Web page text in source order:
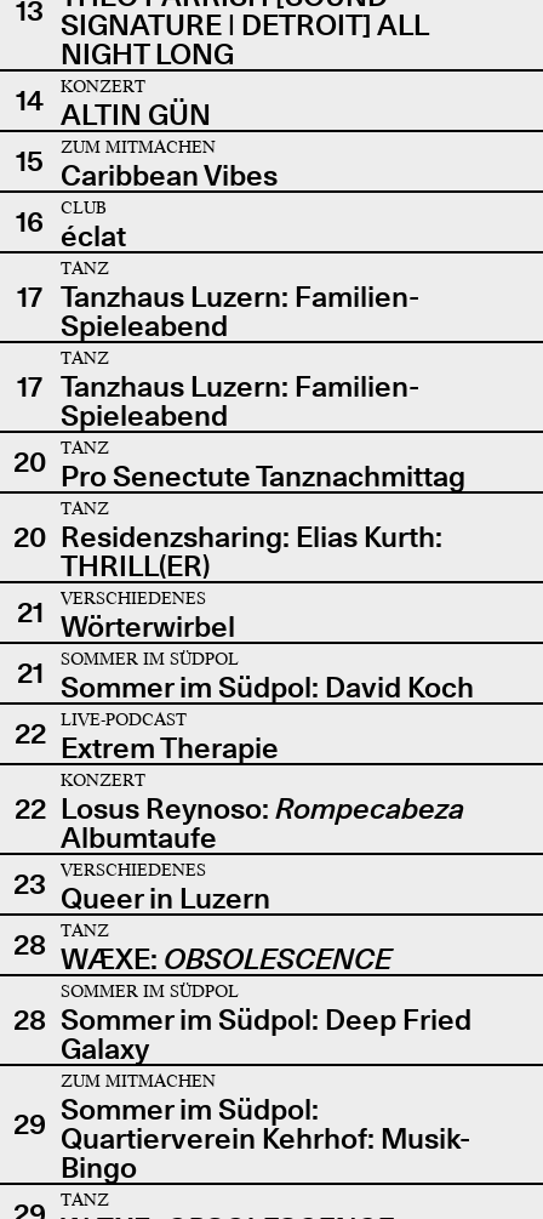
13 SIGNATURE | DETROIT] ALL
NIGHT LONG
14
KONZERT
ALTIN GÜN
15
ZUM MITMACHEN
Caribbean Vibes
16
CLUB
éclat
17
TANZ
Tanzhaus Luzern: Familien-
Spieleabend
17
TANZ
Tanzhaus Luzern: Familien-
Spieleabend
20
TANZ
Pro Senectute Tanznachmittag
20
TANZ
Residenzsharing: Elias Kurth:
THRILL(ER)
21
VERSCHIEDENES
Wörterwirbel
21
SOMMER IM SÜDPOL
Sommer im Südpol: David Koch
22
LIVE-PODCAST
Extrem Therapie
22
KONZERT
Losus Reynoso: Rompecabeza
Albumtaufe
23
VERSCHIEDENES
Queer in Luzern
28
TANZ
WÆXE: OBSOLESCENCE
28
SOMMER IM SÜDPOL
Sommer im Südpol: Deep Fried
Galaxy
29
ZUM MITMACHEN
Sommer im Südpol:
Quartierverein Kehrhof: Musik-
Bingo
TANZ